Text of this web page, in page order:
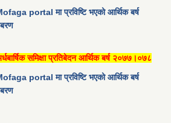
portal मा प्रविष्टि भएको आर्थिक बर्ष
समिक्षा प्रतिबेदन आर्थिक बर्ष २०७७।०७८
portal मा प्रविष्टि भएको आर्थिक बर्ष